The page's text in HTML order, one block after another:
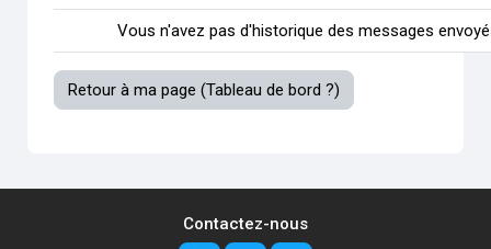
Vous n'avez pas d'historique des messages
Retour à ma page (Tableau de bord ?)
Contactez-nous